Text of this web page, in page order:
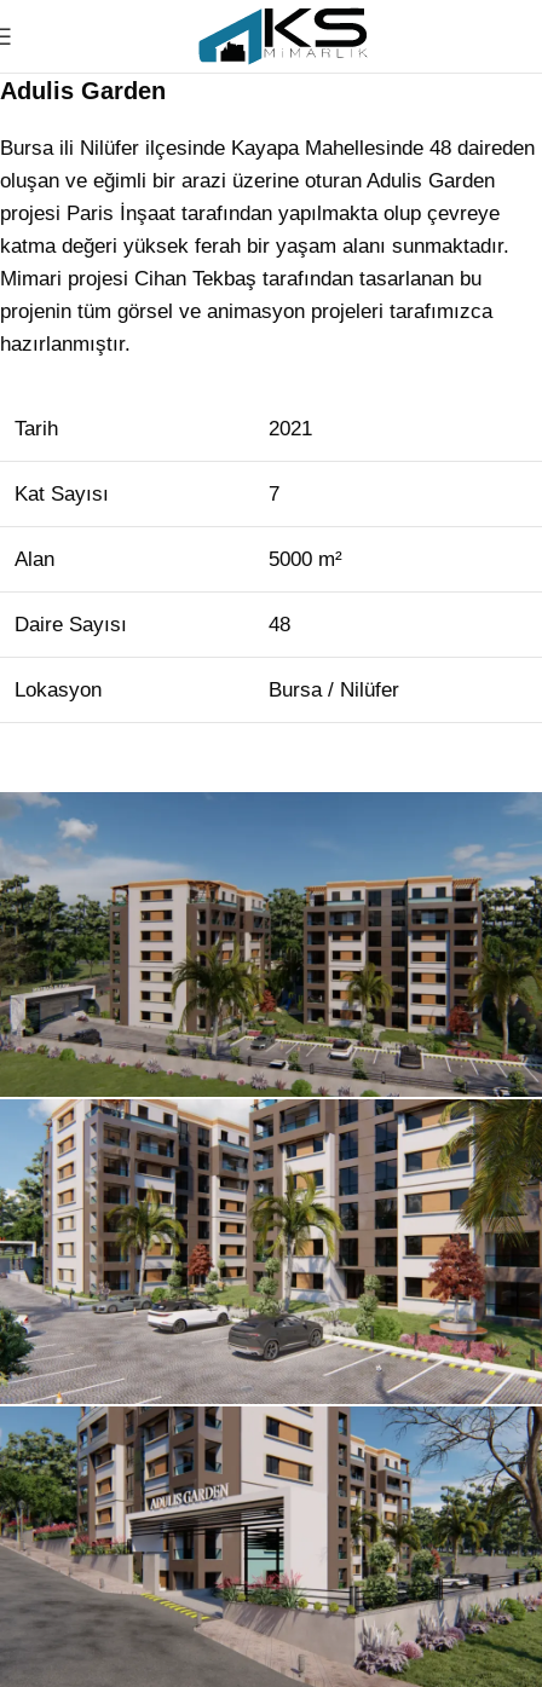
Adulis Garden
Bursa ili Nilüfer ilçesinde Kayapa Mahellesinde 48 daireden
oluşan ve eğimli bir arazi üzerine oturan Adulis Garden
projesi Paris İnşaat tarafından yapılmakta olup çevreye
katma değeri yüksek ferah bir yaşam alanı sunmaktadır.
Mimari projesi Cihan Tekbaş tarafından tasarlanan bu
projenin tüm görsel ve animasyon projeleri tarafımızca
hazırlanmıştır.
Tarih 2021
Kat Sayısı 7
Alan 5000 m²
Daire Sayısı 48
Lokasyon Bursa / Nilüfer